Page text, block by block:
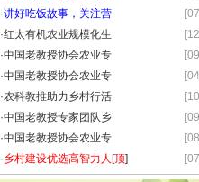
·讲好吃饭故事，关注营
·红太有机农业规模化生
·中国老教授协会农业专
·中国老教授协会农业专
·农科教推助力乡村行活
·中国老教授专家团队乡
·中国老教授协会农业专
· 乡村建设优选高智力人 [顶]